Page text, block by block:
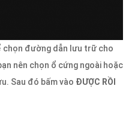
chọn đường dẫn lưu trữ cho
nên chọn ổ cứng ngoài hoặc
Sau đó bấm vào ĐƯỢC RỒI